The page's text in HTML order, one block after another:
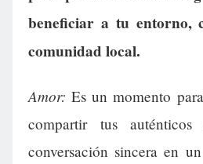
beneficiar a tu entorno,
comunidad local.
Amor: Es un momento
compartir tus auténticos
conversación sincera en